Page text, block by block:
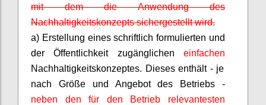
mit dem die Anwendung des
Nachhaltigkeitskonzepts sichergestellt wird.
a) Erstellung eines schriftlich formulierten und
der Öffentlichkeit zugänglichen einfachen
Nachhaltigkeitskonzeptes. Dieses enthält - je
nach Größe und Angebot des Betriebs -
neben den für den Betrieb relevantesten